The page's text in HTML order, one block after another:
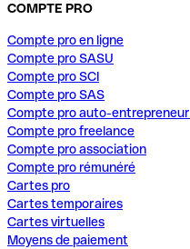
COMPTE PRO
Compte pro en ligne
Compte pro SASU
Compte pro SCI
Compte pro SAS
Compte pro auto-entrepreneur
Compte pro freelance
Compte pro association
Compte pro rémunéré
Cartes pro
Cartes temporaires
Cartes virtuelles
Moyens de paiement